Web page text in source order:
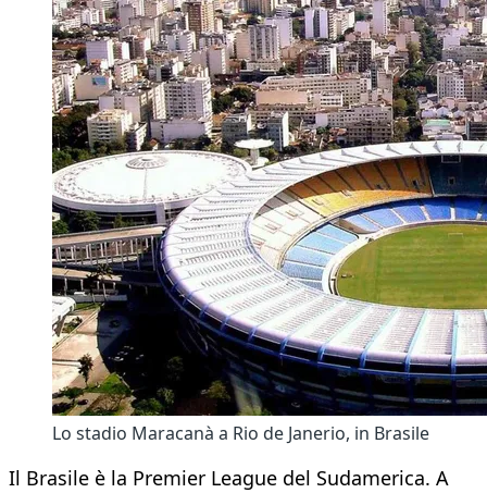
Lo stadio Maracanà a Rio de Janerio, in Brasile
Il Brasile è la Premier League del Sudamerica. A